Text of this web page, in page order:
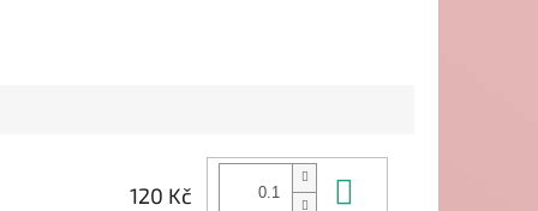
120 Kč